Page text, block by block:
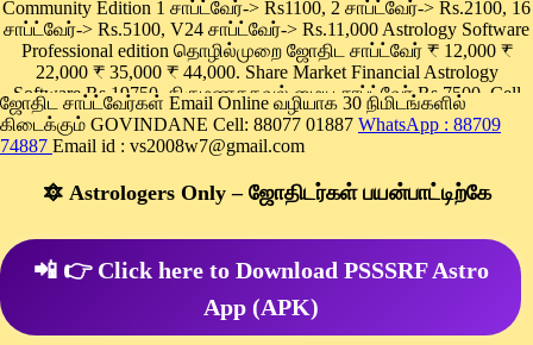
Community Edition 1 சாப்ட்வேர்-> Rs1100, 2 சாப்ட்வேர்-> Rs.2100, 16
சாப்ட்வேர்-> Rs.5100, V24 சாப்ட்வேர்-> Rs.11,000 Astrology Software
Professional edition தொழில்முறை ஜோதிட சாப்ட்வேர் ₹ 12,000 ₹
22,000 ₹ 35,000 ₹ 44,000. Share Market Financial Astrology
Software Rs.19750, திருமணதகவல் மைய சாப்ட்வேர் Rs.7500, Cell
Phone App Rs. 1100
Pay online
ஜோதிட சாப்ட்வேர்கள் Email Online வழியாக 30 நிமிடங்களில்
கிடைக்கும் GOVINDANE Cell: 88077 01887 WhatsApp : 88709
74887 Email id : vs2008w7@gmail.com
🔯 Astrologers Only – ஜோதிடர்கள் பயன்பாட்டிற்கே
📲 👉 Click here to Download PSSSRF Astro
App (APK)